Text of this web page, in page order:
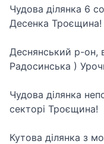
Чудова ділянка 6
Десенка Троєщина!
Деснянський р-он,
Радосинська )
Чудова ділянка
секторі Троєщина!
Кутова ділянка з